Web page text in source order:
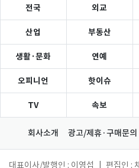
전국 외교
산업 부동산
생활·문화 연예
오피니언 핫이슈
TV 속보
회사소개 광고/제휴·구매문의
대표이사/발행인 : 이영섭 편집인 :